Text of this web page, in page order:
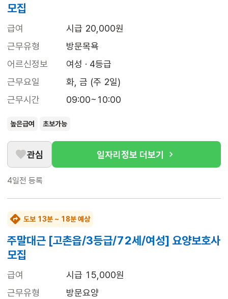
모집
급여
시급 20,000원
근무유형
방문목욕
어르신정보
여성 · 4등급
근무요일
화, 금 (주 2일)
근무시간
09:00~10:00
높은급여 초보가능
관심 일자리정보 더보기
4일전 등록
도보 13분 ~ 18분 예상
주말대근 [고촌읍/3등급/72세/여성] 요양보호사
모집
급여
시급 15,000원
근무유형
방문요양